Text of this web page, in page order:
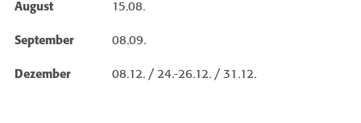
August 15.08.
September 08.09.
Dezember 08.12. / 24.-26.12. / 31.12.